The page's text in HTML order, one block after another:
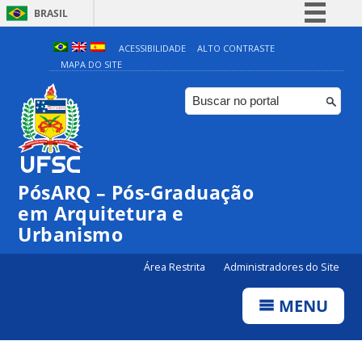
BRASIL
Simplifique!
Comunica BR
Participe
ACESSIBILIDADE
ALTO CONTRASTE
MAPA DO SITE
PósARQ – Pós-Graduação
em Arquitetura e
Urbanismo
Área Restrita Administradores do Site
MENU